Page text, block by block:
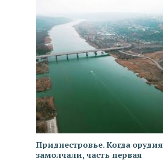
Приднестровье. Когда орудия
замолчали, часть первая